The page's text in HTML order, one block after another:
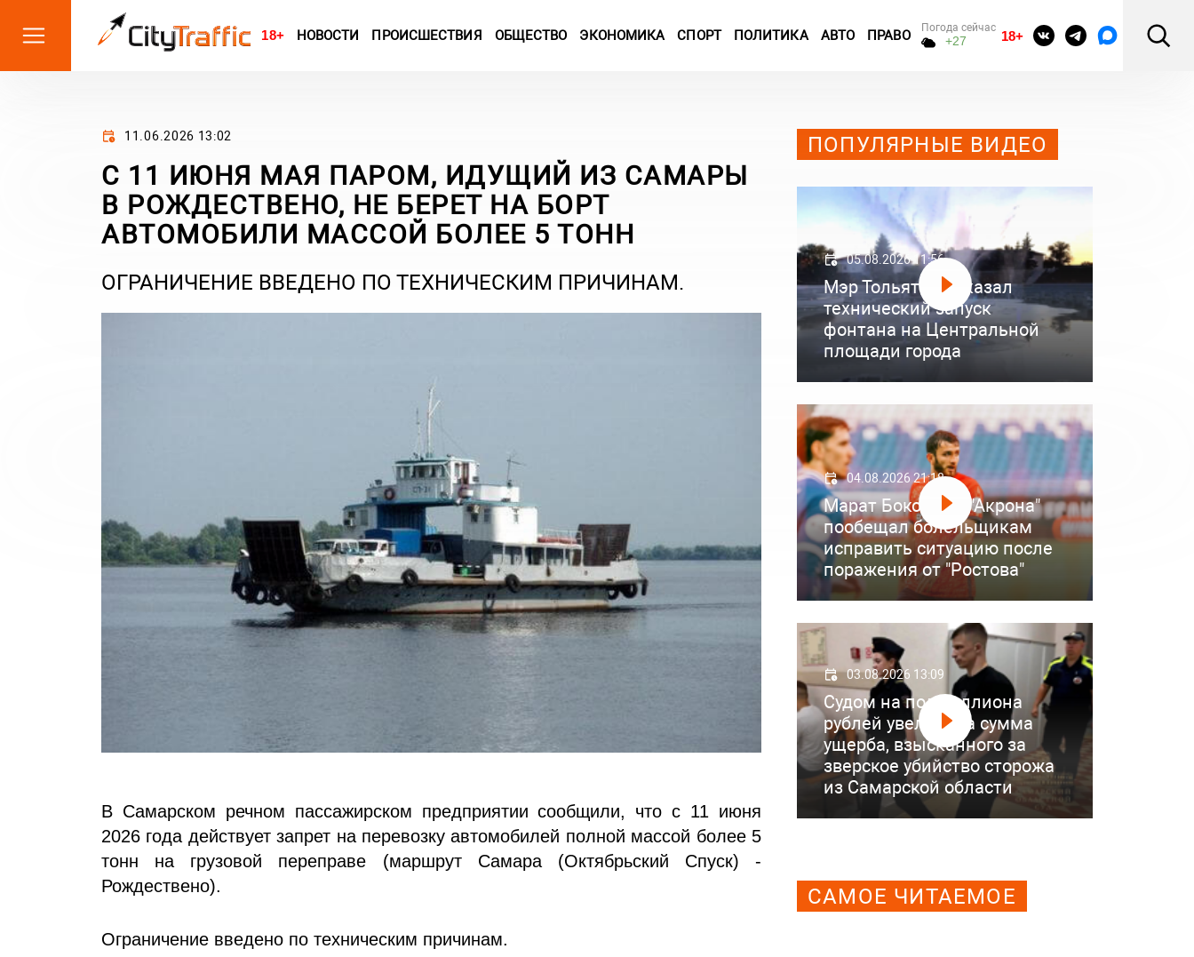
18+ НОВОСТИ ПРОИСШЕСТВИЯ ОБЩЕСТВО ЭКОНОМИКА СПОРТ ПОЛИТИКА АВТО ПРАВО Погода сейчас
+27 18+
11.06.2026 13:02
С 11 ИЮНЯ МАЯ ПАРОМ, ИДУЩИЙ ИЗ САМАРЫ
В РОЖДЕСТВЕНО, НЕ БЕРЕТ НА БОРТ
АВТОМОБИЛИ МАССОЙ БОЛЕЕ 5 ТОНН
ОГРАНИЧЕНИЕ ВВЕДЕНО ПО ТЕХНИЧЕСКИМ ПРИЧИНАМ.
В Самарском речном пассажирском предприятии сообщили, что с 11 июня
2026 года действует запрет на перевозку автомобилей полной массой более 5
тонн на грузовой переправе (маршрут Самара (Октябрьский Спуск) -
Рождествено).
Ограничение введено по техническим причинам.
ПОПУЛЯРНЫЕ ВИДЕО
05.08.2026 11:56
Мэр Тольятти показал
технический запуск
фонтана на Центральной
площади города
04.08.2026 21:18
Марат Бокоев из "Акрона"
пообещал болельщикам
исправить ситуацию после
поражения от "Ростова"
03.08.2026 13:09
Судом на полмиллиона
рублей увеличена сумма
ущерба, взысканного за
зверское убийство сторожа
из Самарской области
САМОЕ ЧИТАЕМОЕ